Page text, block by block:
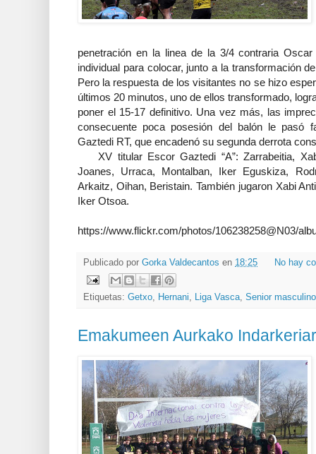
penetración en la linea de la 3/4 contraria
individual para colocar, junto a la transformación
Pero la respuesta de los visitantes no se hizo
últimos 20 minutos, uno de ellos transformado,
poner el 15-17 definitivo. Una vez más, las
consecuente poca posesión del balón le pasó
Gaztedi RT, que encadenó su segunda derrota
XV titular Escor Gaztedi “A”: Zarrabeitia,
Joanes, Urraca, Montalban, Iker Eguskiza,
Arkaitz, Oihan, Beristain. También jugaron Xabi
Iker Otsoa.
https://www.flickr.com/photos/106238258@N03/
Publicado por Gorka Valdecantos en 18:25 No hay
Etiquetas: Getxo, Hernani, Liga Vasca, Senior masculino
Emakumeen Aurkako